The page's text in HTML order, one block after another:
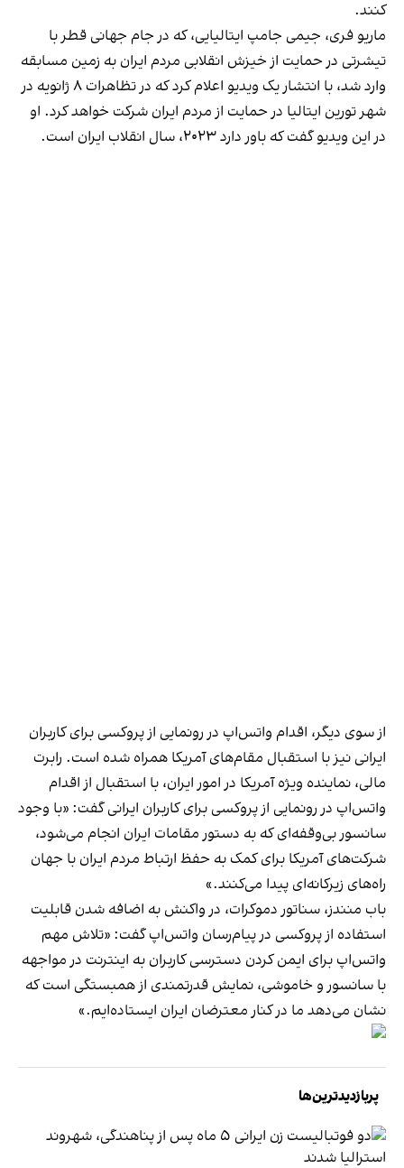
کنند.
ماریو فری، جیمی جامپ ایتالیایی، که در جام جهانی قطر با
تیشرتی در حمایت از خیزش انقلابی مردم ایران به زمین مسابقه
وارد شد، با انتشار یک ویدیو اعلام کرد که در تظاهرات ۸ ژانویه در
شهر تورین ایتالیا در حمایت از مردم ایران شرکت خواهد کرد. او
در این ویدیو گفت که باور دارد ۲۰۲۳، سال انقلاب ایران است.
از سوی دیگر، اقدام واتس‌اپ در رونمایی از پروکسی برای کاربران
ایرانی نیز با استقبال مقام‌های آمریکا همراه شده است. رابرت
مالی، نماینده ویژه آمریکا در امور ایران، با استقبال از اقدام
واتس‌اپ در رونمایی از پروکسی برای کاربران ایرانی گفت: «با وجود
سانسور بی‌وقفه‌ای که به دستور مقامات ایران انجام می‌شود،
شرکت‌های آمریکا برای کمک به حفظ ارتباط مردم ایران با جهان
راه‌های زیرکانه‌ای پیدا می‌کنند.»
باب منندز، سناتور دموکرات، در واکنش به اضافه شدن قابلیت
استفاده از پروکسی در پیام‌رسان واتس‌اپ گفت: «تلاش مهم
واتس‌اپ برای ایمن کردن دسترسی کاربران به اینترنت در مواجهه
با سانسور و خاموشی، نمایش قدرتمندی از همبستگی است که
نشان می‌دهد ما در کنار معترضان ایران ایستاده‌ایم.»
پربازدیدترین‌ها